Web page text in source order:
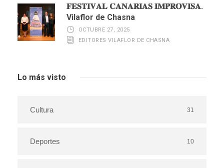
𝐅𝐄𝐒𝐓𝐈𝐕𝐀𝐋 𝐂𝐀𝐍𝐀𝐑𝐈𝐀𝐒 𝐈𝐌𝐏𝐑𝐎𝐕𝐈𝐒𝐀.
Vilaflor de Chasna
OCTUBRE 27, 2025
EDITORES VILAFLOR DE CHASNA
Lo más visto
Cultura 31
Deportes 10